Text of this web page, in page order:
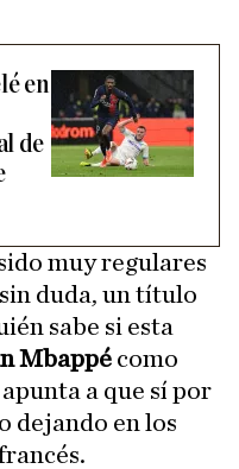
en
de
muy regulares
duda, un título
sabe si esta
Mbappé como
a que sí por
dejando en los